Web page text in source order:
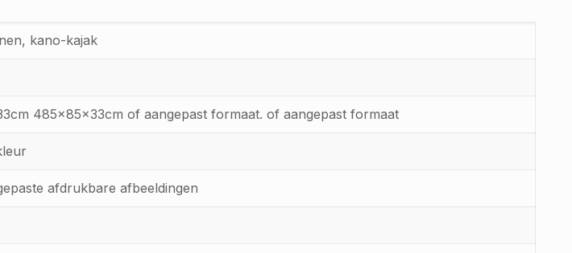
kano-kajak
485x85x33cm of aangepast formaat. of aangepast formaat
afdrukbare afbeeldingen